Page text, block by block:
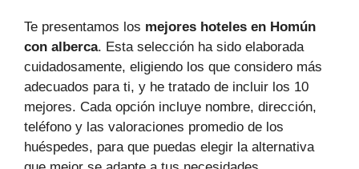
Te presentamos los mejores hoteles en Homún
con alberca. Esta selección ha sido elaborada
cuidadosamente, eligiendo los que considero más
adecuados para ti, y he tratado de incluir los 10
mejores. Cada opción incluye nombre, dirección,
teléfono y las valoraciones promedio de los
huéspedes, para que puedas elegir la alternativa